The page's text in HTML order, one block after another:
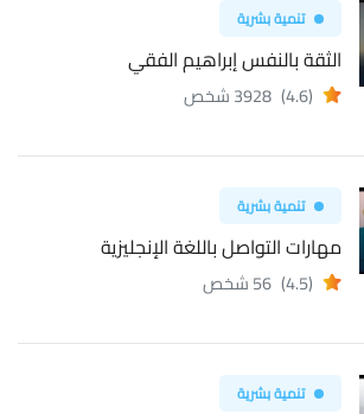
تنمية بشرية
الثقة بالنفس إبراهيم الفقي
(4.6) 3928 شخص
تنمية بشرية
مهارات التواصل باللغة الإنجليزية
(4.5) 56 شخص
تنمية بشرية